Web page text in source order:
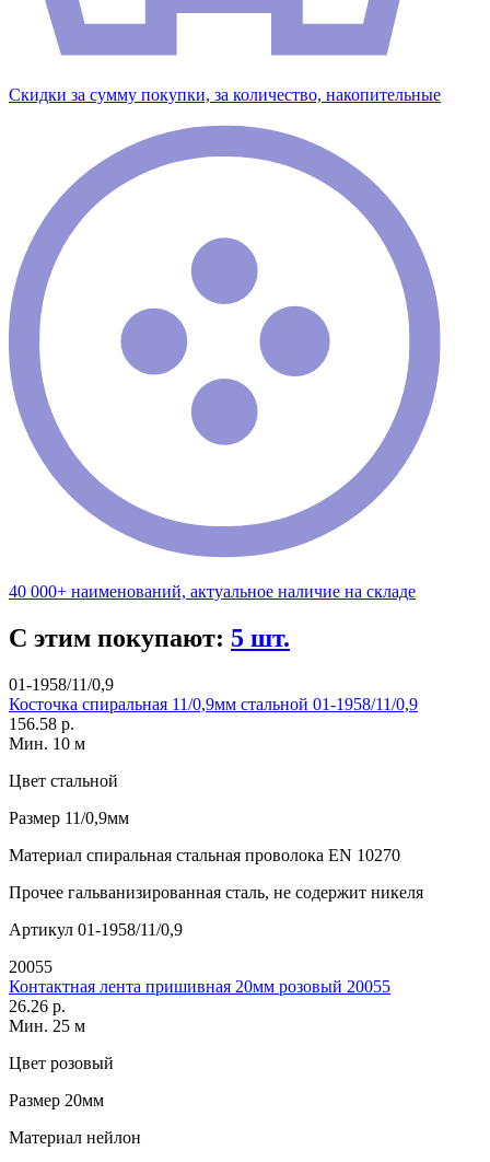
Скидки за сумму покупки, за количество, накопительные
40 000+ наименований, актуальное наличие на складе
С этим покупают: 5 шт.
01-1958/11/0,9
Косточка спиральная 11/0,9мм стальной 01-1958/11/0,9
156.58 р.
Мин. 10 м
Цвет стальной
Размер 11/0,9мм
Материал спиральная стальная проволока EN 10270
Прочее гальванизированная сталь, не содержит никеля
Артикул 01-1958/11/0,9
20055
Контактная лента пришивная 20мм розовый 20055
26.26 р.
Мин. 25 м
Цвет розовый
Размер 20мм
Материал нейлон